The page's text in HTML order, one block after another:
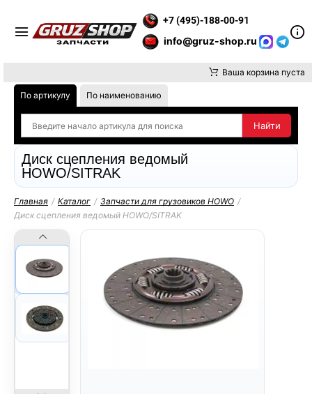
+7 (495)-188-00-91
info@gruz-shop.ru
Ваша корзина пуста
По артикулу По наименованию
Диск сцепления ведомый
HOWO/SITRAK
Главная / Каталог / Запчасти для грузовиков HOWO /
Диск сцепления ведомый HOWO/SITRAK